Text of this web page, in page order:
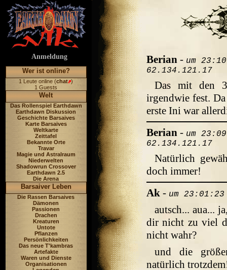
Anmeldung
Wer ist online?
1 Leute online (chat )
1 Guests
Welt
Das Rollenspiel Earthdawn
Earthdawn Diskussion
Geschichte Barsaives
Karte Barsaives
Weltkarte
Zeittafel
Bekannte Orte
Travar
Magie und Astralraum
Niederwelten
Shadowrun Crossover
Earthdawn 2.5
Die Arena
Barsaiver Leben
Die Rassen Barsaives
Dämonen
Passionen
Drachen
Kreaturen
Untote
Pflanzen
Persönlichkeiten
Das neue T'kambras
Artefakte
Waren und Dienste
Organisationen
Berian - um
62.134.121.17
Das mit den
irgendwie fest.
erste Ini war
Berian - um
62.134.121.17
Natürlich
doch immer!
Ak - um
autsch... aua...
dir nicht zu viel
nicht wahr?
und die
natürlich